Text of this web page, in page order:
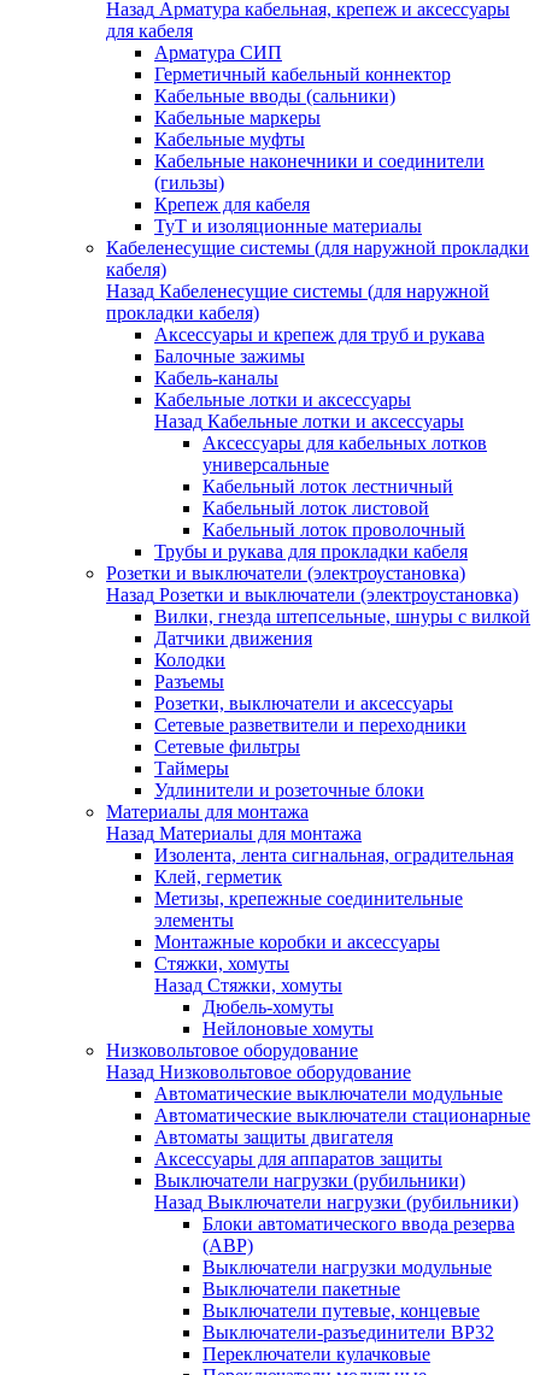
Назад Арматура кабельная, крепеж и аксессуары
для кабеля
Арматура СИП
Герметичный кабельный коннектор
Кабельные вводы (сальники)
Кабельные маркеры
Кабельные муфты
Кабельные наконечники и соединители
(гильзы)
Крепеж для кабеля
ТуТ и изоляционные материалы
Кабеленесущие системы (для наружной прокладки
кабеля)
Назад Кабеленесущие системы (для наружной
прокладки кабеля)
Аксессуары и крепеж для труб и рукава
Балочные зажимы
Кабель-каналы
Кабельные лотки и аксессуары
Назад Кабельные лотки и аксессуары
Аксессуары для кабельных лотков
универсальные
Кабельный лоток лестничный
Кабельный лоток листовой
Кабельный лоток проволочный
Трубы и рукава для прокладки кабеля
Розетки и выключатели (электроустановка)
Назад Розетки и выключатели (электроустановка)
Вилки, гнезда штепсельные, шнуры с вилкой
Датчики движения
Колодки
Разъемы
Розетки, выключатели и аксессуары
Сетевые разветвители и переходники
Сетевые фильтры
Таймеры
Удлинители и розеточные блоки
Материалы для монтажа
Назад Материалы для монтажа
Изолента, лента сигнальная, оградительная
Клей, герметик
Метизы, крепежные соединительные
элементы
Монтажные коробки и аксессуары
Стяжки, хомуты
Назад Стяжки, хомуты
Дюбель-хомуты
Нейлоновые хомуты
Низковольтовое оборудование
Назад Низковольтовое оборудование
Автоматические выключатели модульные
Автоматические выключатели стационарные
Автоматы защиты двигателя
Аксессуары для аппаратов защиты
Выключатели нагрузки (рубильники)
Назад Выключатели нагрузки (рубильники)
Блоки автоматического ввода резерва
(АВР)
Выключатели нагрузки модульные
Выключатели пакетные
Выключатели путевые, концевые
Выключатели-разъединители ВР32
Переключатели кулачковые